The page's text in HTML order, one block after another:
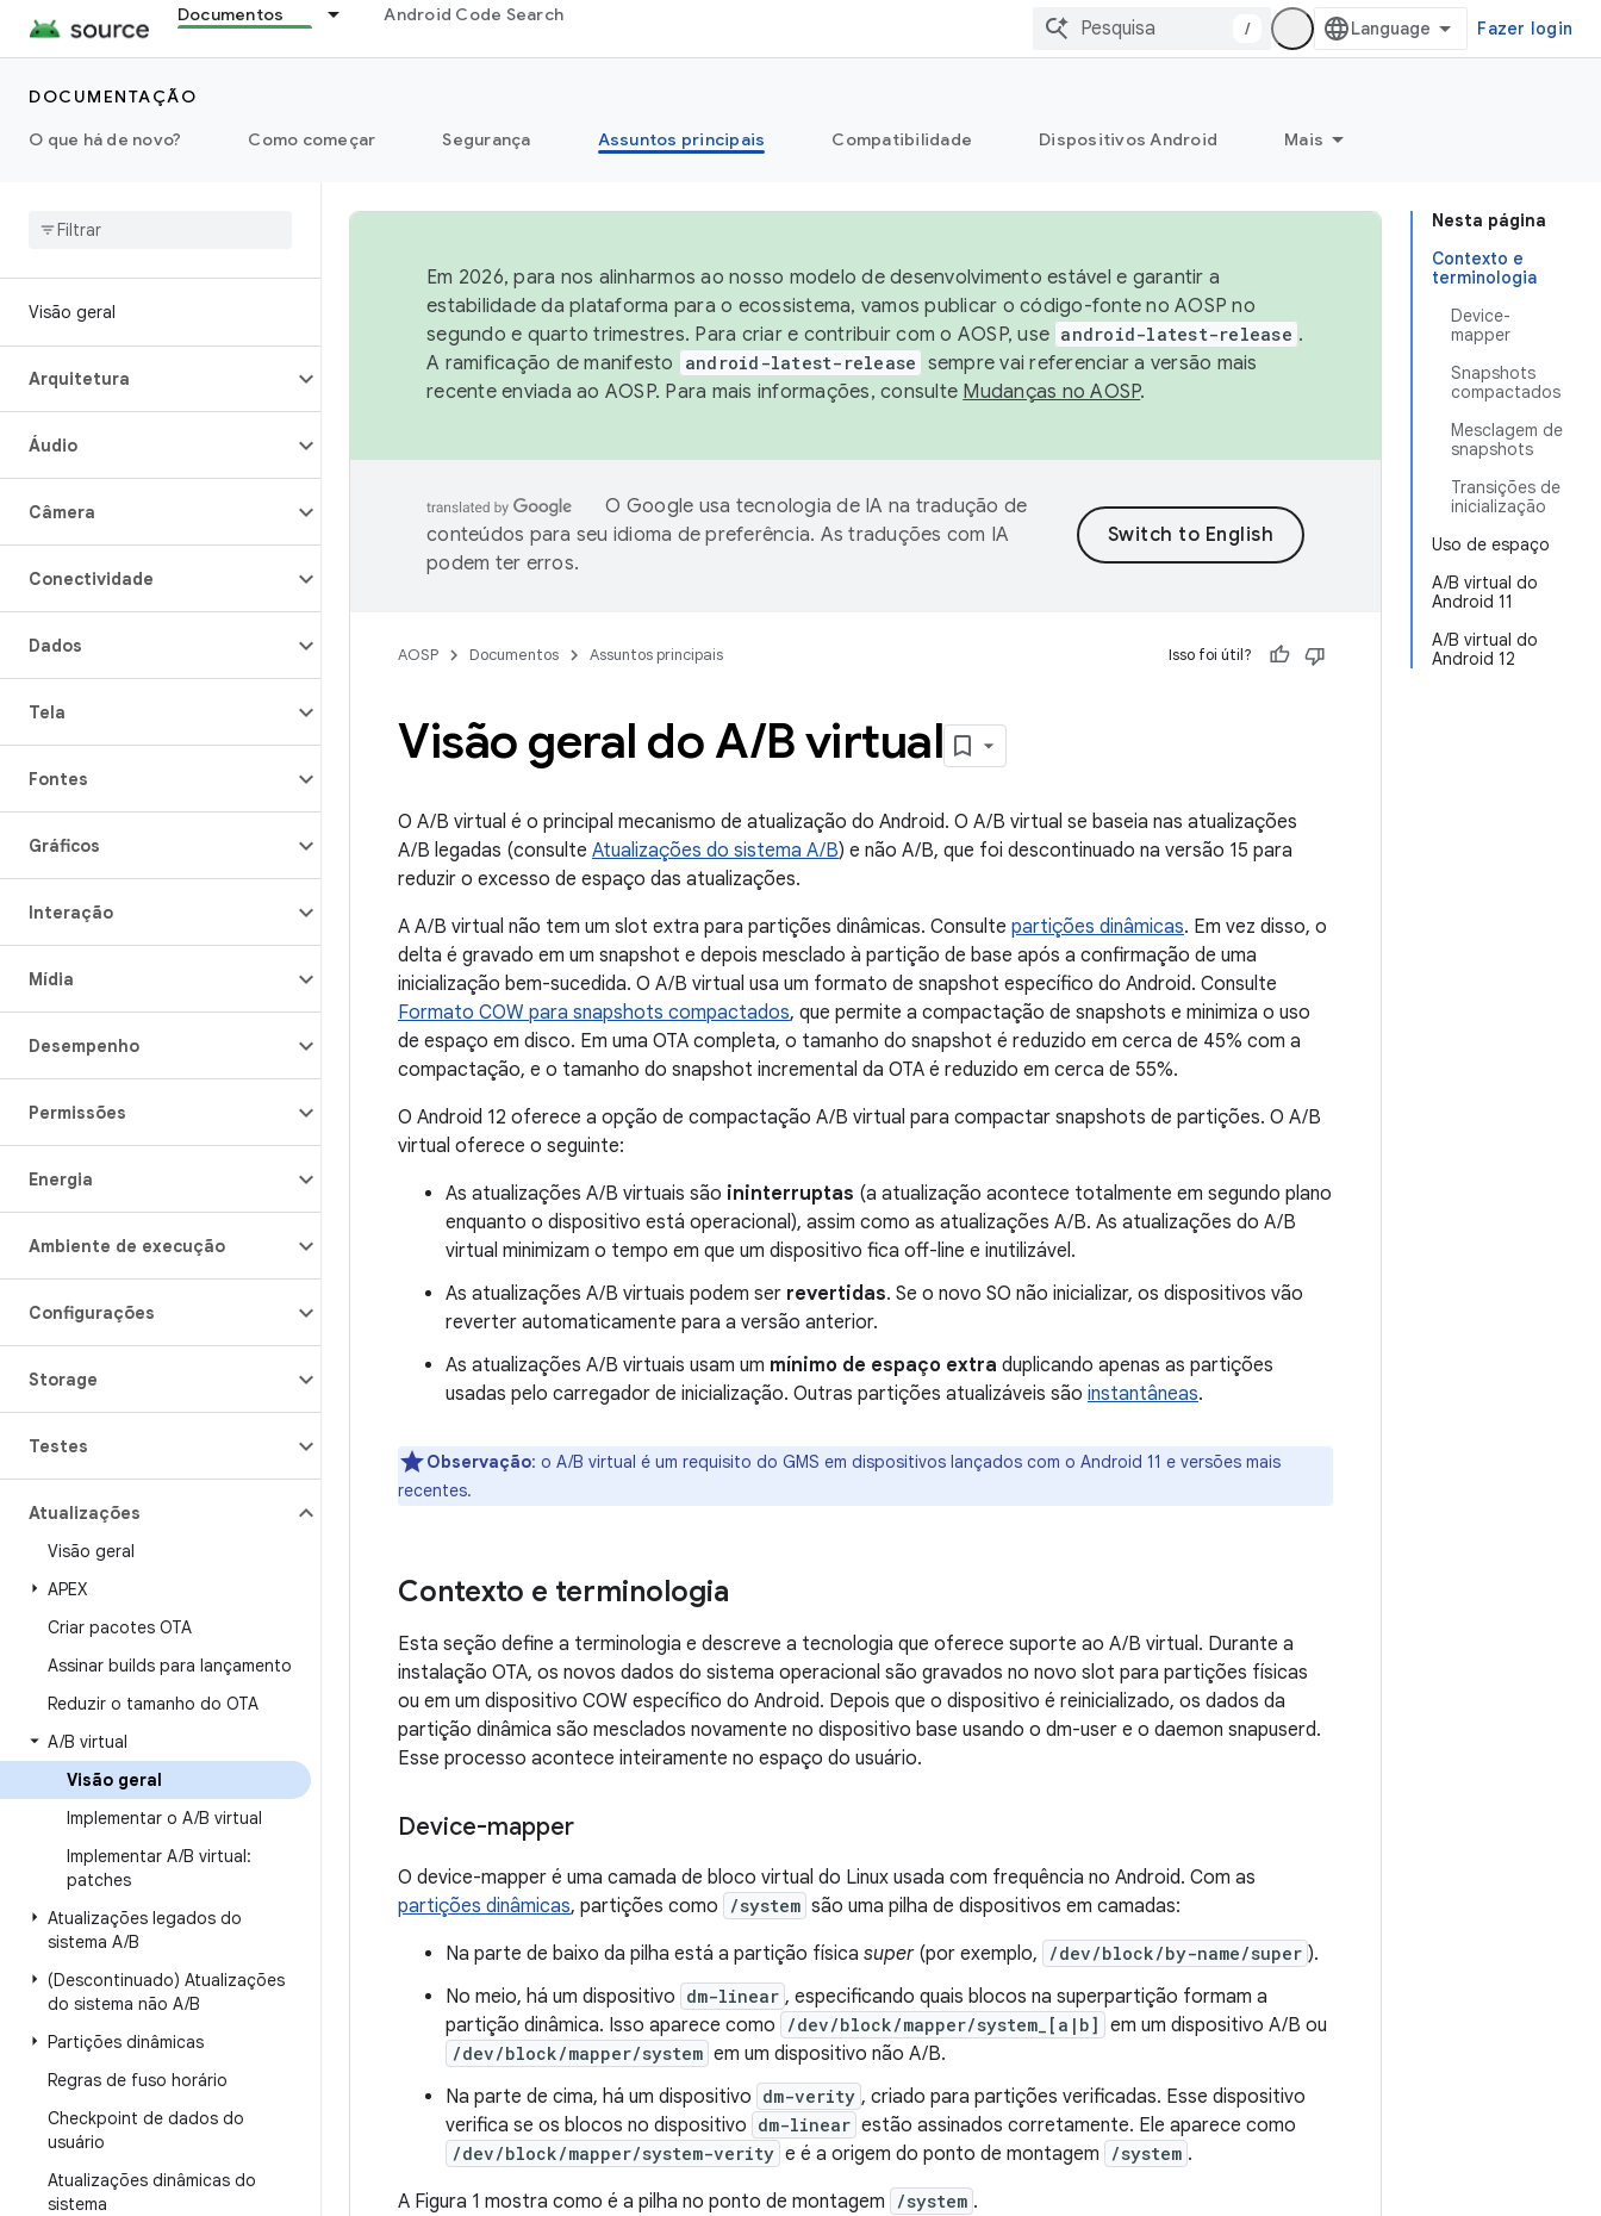
Documentos Android Code Search
/ Fazer login
DOCUMENTAÇÃO
O que há de novo?
Como começar Segurança Assuntos principais Compatibilidade Dispositivos Android Mais
Visão geral
Arquitetura
Áudio
Câmera
Conectividade
Dados
Tela
Fontes
Gráficos
Interação
Mídia
Desempenho
Permissões
Energia
Ambiente de execução
Configurações
Storage
Testes
Atualizações
Visão geral
APEX
Criar pacotes OTA
Assinar builds para lançamento
Reduzir o tamanho do OTA
A/B virtual
Visão geral
Implementar o A/B virtual
Implementar A/B virtual:
patches
Atualizações legados do
sistema A/B
(Descontinuado) Atualizações
do sistema não A/B
Partições dinâmicas
Regras de fuso horário
Checkpoint de dados do
usuário
Atualizações dinâmicas do
sistema
Nesta página
Contexto e
terminologia
Device-
mapper
Snapshots
compactados
Mesclagem de
snapshots
Transições de
inicialização
Uso de espaço
A/B virtual do
Android 11
A/B virtual do
Android 12
Em 2026, para nos alinharmos ao nosso modelo de desenvolvimento estável e garantir a
estabilidade da plataforma para o ecossistema, vamos publicar o código-fonte no AOSP no
segundo e quarto trimestres. Para criar e contribuir com o AOSP, use android-latest-release .
A ramificação de manifesto
android-latest-release sempre vai referenciar a versão mais
recente enviada ao AOSP. Para mais informações, consulte Mudanças no AOSP.
O Google usa tecnologia de IA na tradução de
conteúdos para seu idioma de preferência. As traduções com IA
podem ter erros.
AOSP Documentos Assuntos principais Isso foi útil?
Visão geral do A/B virtual
O A/B virtual é o principal mecanismo de atualização do Android. O A/B virtual se baseia nas atualizações
A/B legadas (consulte Atualizações do sistema A/B) e não A/B, que foi descontinuado na versão 15 para
reduzir o excesso de espaço das atualizações.
A A/B virtual não tem um slot extra para partições dinâmicas. Consulte partições dinâmicas. Em vez disso, o
delta é gravado em um snapshot e depois mesclado à partição de base após a confirmação de uma
inicialização bem-sucedida. O A/B virtual usa um formato de snapshot específico do Android. Consulte
Formato COW para snapshots compactados, que permite a compactação de snapshots e minimiza o uso
de espaço em disco. Em uma OTA completa, o tamanho do snapshot é reduzido em cerca de 45% com a
compactação, e o tamanho do snapshot incremental da OTA é reduzido em cerca de 55%.
O Android 12 oferece a opção de compactação A/B virtual para compactar snapshots de partições. O A/B
virtual oferece o seguinte:
As atualizações A/B virtuais são ininterruptas (a atualização acontece totalmente em segundo plano
enquanto o dispositivo está operacional), assim como as atualizações A/B. As atualizações do A/B
virtual minimizam o tempo em que um dispositivo fica off-line e inutilizável.
As atualizações A/B virtuais podem ser revertidas. Se o novo SO não inicializar, os dispositivos vão
reverter automaticamente para a versão anterior.
As atualizações A/B virtuais usam um mínimo de espaço extra duplicando apenas as partições
usadas pelo carregador de inicialização. Outras partições atualizáveis são instantâneas.
Observação: o A/B virtual é um requisito do GMS em dispositivos lançados com o Android 11 e versões mais
recentes.
Contexto e terminologia
Esta seção define a terminologia e descreve a tecnologia que oferece suporte ao A/B virtual. Durante a
instalação OTA, os novos dados do sistema operacional são gravados no novo slot para partições físicas
ou em um dispositivo COW específico do Android. Depois que o dispositivo é reinicializado, os dados da
partição dinâmica são mesclados novamente no dispositivo base usando o dm-user e o daemon snapuserd.
Esse processo acontece inteiramente no espaço do usuário.
Device-mapper
O device-mapper é uma camada de bloco virtual do Linux usada com frequência no Android. Com as
partições dinâmicas, partições como /system são uma pilha de dispositivos em camadas:
Na parte de baixo da pilha está a partição física super(por exemplo, /dev/block/by-name/super ).
No meio, há um dispositivo dm-linear , especificando quais blocos na superpartição formam a
partição dinâmica. Isso aparece como
/dev/block/mapper/system_[a|b] em um dispositivo A/B ou
/dev/block/mapper/system em um dispositivo não A/B.
Na parte de cima, há um dispositivo dm-verity , criado para partições verificadas. Esse dispositivo
verifica se os blocos no dispositivo dm-linear estão assinados corretamente. Ele aparece como
/dev/block/mapper/system-verity e é a origem do ponto de montagem /system .
A Figura 1 mostra como é a pilha no ponto de montagem
/system .